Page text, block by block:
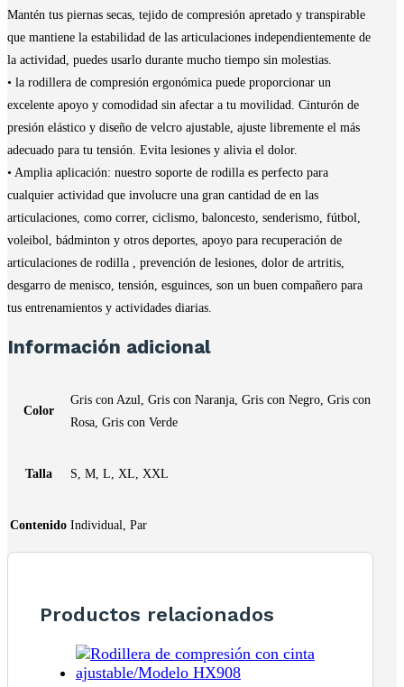
Mantén tus piernas secas, tejido de compresión apretado y transpirable
que mantiene la estabilidad de las articulaciones independientemente de
la actividad, puedes usarlo durante mucho tiempo sin molestias.
• la rodillera de compresión ergonómica puede proporcionar un
excelente apoyo y comodidad sin afectar a tu movilidad. Cinturón de
presión elástico y diseño de velcro ajustable, ajuste libremente el más
adecuado para tu tensión. Evita lesiones y alivia el dolor.
• Amplia aplicación: nuestro soporte de rodilla es perfecto para
cualquier actividad que involucre una gran cantidad de en las
articulaciones, como correr, ciclismo, baloncesto, senderismo, fútbol, ​​
voleibol, bádminton y otros deportes, apoyo para recuperación de
articulaciones de rodilla , prevención de lesiones, dolor de artritis,
desgarro de menisco, tensión, esguinces, son un buen compañero para
tus entrenamientos y actividades diarias.
Información adicional
Color
Gris con Azul, Gris con Naranja, Gris con Negro, Gris con
Rosa, Gris con Verde
Talla S, M, L, XL, XXL
Contenido Individual, Par
Productos relacionados